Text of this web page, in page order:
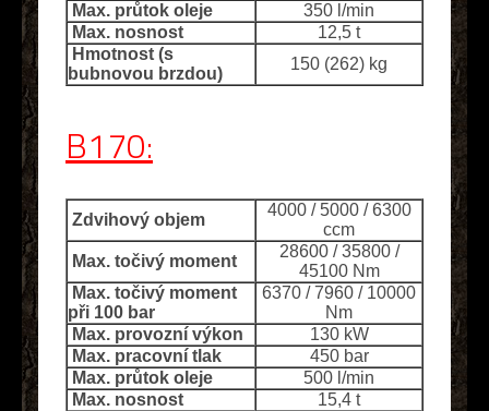
Max. průtok oleje
350 l/min
Max. nosnost
12,5 t
Hmotnost (s
bubnovou brzdou)
150 (262) kg
B170:
Zdvihový objem
4000 / 5000 / 6300
ccm
Max. točivý moment
28600 / 35800 /
45100 Nm
Max. točivý moment
při 100 bar
6370 / 7960 / 10000
Nm
Max. provozní výkon
130 kW
Max. pracovní tlak
450 bar
Max. průtok oleje
500 l/min
Max. nosnost
15,4 t